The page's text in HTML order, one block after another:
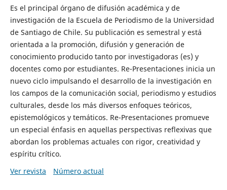
Es el principal órgano de difusión académica y de
investigación de la Escuela de Periodismo de la Universidad
de Santiago de Chile. Su publicación es semestral y está
orientada a la promoción, difusión y generación de
conocimiento producido tanto por investigadoras (es) y
docentes como por estudiantes. Re-Presentaciones inicia un
nuevo ciclo impulsando el desarrollo de la investigación en
los campos de la comunicación social, periodismo y estudios
culturales, desde los más diversos enfoques teóricos,
epistemológicos y temáticos. Re-Presentaciones promueve
un especial énfasis en aquellas perspectivas reflexivas que
abordan los problemas actuales con rigor, creatividad y
espíritu crítico.
Ver revista
Número actual